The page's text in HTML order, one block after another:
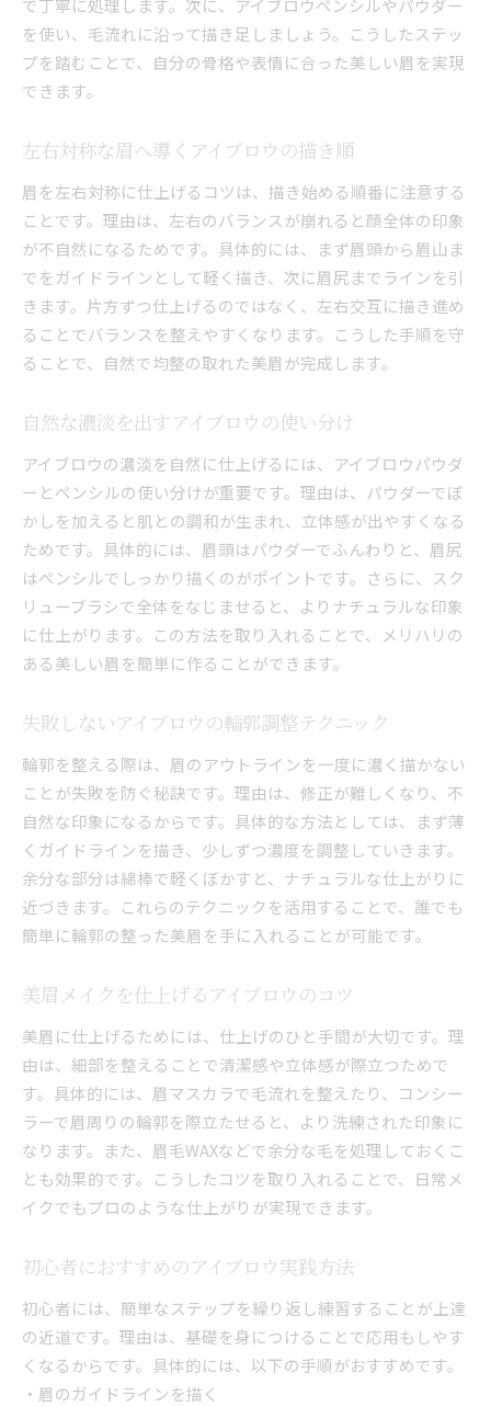
で丁寧に処理します。次に、アイブロウペンシルやパウダー
を使い、毛流れに沿って描き足しましょう。こうしたステッ
プを踏むことで、自分の骨格や表情に合った美しい眉を実現
できます。
左右対称な眉へ導くアイブロウの描き順
眉を左右対称に仕上げるコツは、描き始める順番に注意する
ことです。理由は、左右のバランスが崩れると顔全体の印象
が不自然になるためです。具体的には、まず眉頭から眉山ま
でをガイドラインとして軽く描き、次に眉尻までラインを引
きます。片方ずつ仕上げるのではなく、左右交互に描き進め
ることでバランスを整えやすくなります。こうした手順を守
ることで、自然で均整の取れた美眉が完成します。
自然な濃淡を出すアイブロウの使い分け
アイブロウの濃淡を自然に仕上げるには、アイブロウパウダ
ーとペンシルの使い分けが重要です。理由は、パウダーでぼ
かしを加えると肌との調和が生まれ、立体感が出やすくなる
ためです。具体的には、眉頭はパウダーでふんわりと、眉尻
はペンシルでしっかり描くのがポイントです。さらに、スク
リューブラシで全体をなじませると、よりナチュラルな印象
に仕上がります。この方法を取り入れることで、メリハリの
ある美しい眉を簡単に作ることができます。
失敗しないアイブロウの輪郭調整テクニック
輪郭を整える際は、眉のアウトラインを一度に濃く描かない
ことが失敗を防ぐ秘訣です。理由は、修正が難しくなり、不
自然な印象になるからです。具体的な方法としては、まず薄
くガイドラインを描き、少しずつ濃度を調整していきます。
余分な部分は綿棒で軽くぼかすと、ナチュラルな仕上がりに
近づきます。これらのテクニックを活用することで、誰でも
簡単に輪郭の整った美眉を手に入れることが可能です。
美眉メイクを仕上げるアイブロウのコツ
美眉に仕上げるためには、仕上げのひと手間が大切です。理
由は、細部を整えることで清潔感や立体感が際立つためで
す。具体的には、眉マスカラで毛流れを整えたり、コンシー
ラーで眉周りの輪郭を際立たせると、より洗練された印象に
なります。また、眉毛WAXなどで余分な毛を処理しておくこ
とも効果的です。こうしたコツを取り入れることで、日常メ
イクでもプロのような仕上がりが実現できます。
初心者におすすめのアイブロウ実践方法
初心者には、簡単なステップを繰り返し練習することが上達
の近道です。理由は、基礎を身につけることで応用もしやす
くなるからです。具体的には、以下の手順がおすすめです。
・眉のガイドラインを描く